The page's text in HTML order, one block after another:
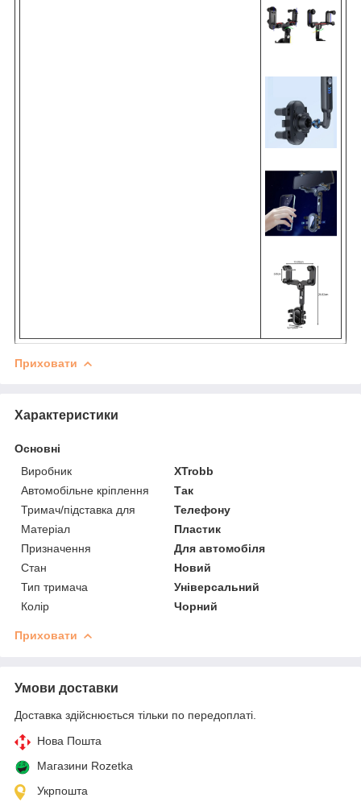
Приховати
Характеристики
Основні
Виробник
XTrobb
Автомобільне кріплення
Так
Тримач/підставка для
Телефону
Матеріал
Пластик
Призначення
Для автомобіля
Стан
Новий
Тип тримача
Універсальний
Колір
Чорний
Приховати
Умови доставки
Доставка здійснюється тільки по передоплаті.
Нова Пошта
Магазини Rozetka
Укрпошта